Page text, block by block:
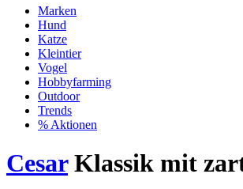
Marken
Hund
Katze
Kleintier
Vogel
Hobbyfarming
Outdoor
Trends
% Aktionen
CesarKlassik mit